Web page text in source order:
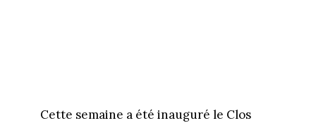
Cette semaine a été inauguré le Clos